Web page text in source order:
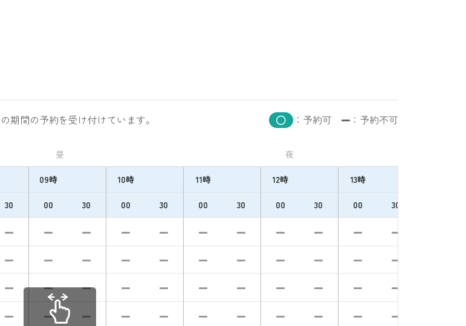
の期間の予約を受け付けています。 ：予約可 ：予約不可
昼 夜
09時 10時 11時 12時 13時
30 00 30 00 30 00 30 00 30 00 30